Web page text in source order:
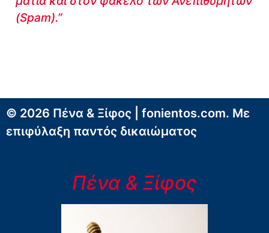
(Spam).”
© 2026 Πένα & Ξίφος | fonientos.com. Με
επιφύλαξη παντός δικαιώματος
Πένα & Ξίφος